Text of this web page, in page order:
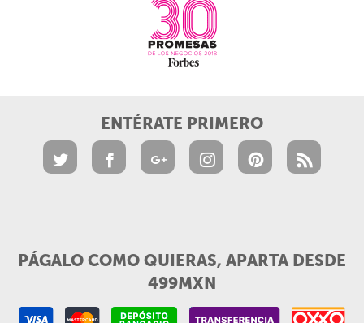
ENTÉRATE PRIMERO
PÁGALO COMO QUIERAS, APARTA DESDE
499MXN